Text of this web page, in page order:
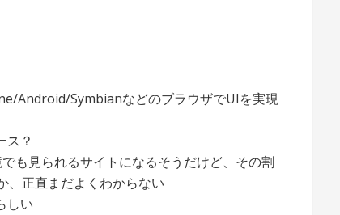
Android/SymbianなどのブラウザでUIを実現
ス？
も見られるサイトになるそうだけど、その割
、正直まだよくわからない
しい